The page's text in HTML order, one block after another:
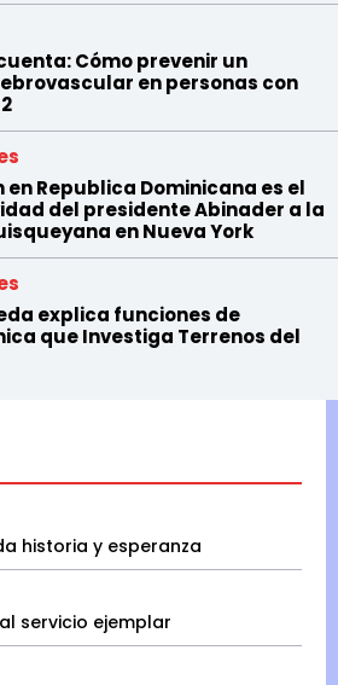
Cómo prevenir un
en personas con
en Republica Dominicana es el
del presidente Abinader a la
en Nueva York
explica funciones de
que Investiga Terrenos del
historia y esperanza
servicio ejemplar